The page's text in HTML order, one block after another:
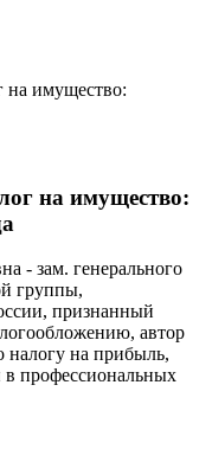
имущество:
на имущество:
- зам. генерального
группы,
признанный
автор
налогу на прибыль,
профессиональных